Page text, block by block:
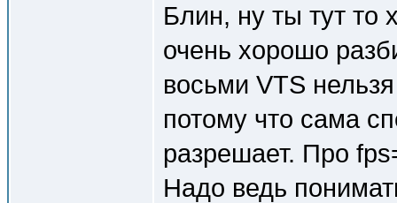
Блин, ну ты тут то
очень хорошо
восьми VTS
потому что сама
разрешает. Про
Надо ведь